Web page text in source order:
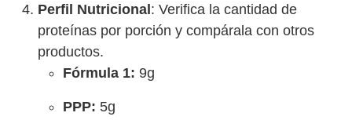
Perfil Nutricional: Verifica la cantidad de
proteínas por porción y compárala con otros
productos.
Fórmula 1: 9g
PPP: 5g